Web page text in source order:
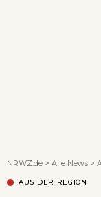
NRWZ.de > Alle News >
AUS DER REGION